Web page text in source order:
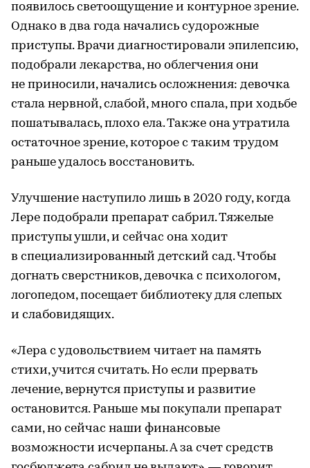
появилось светоощущение и контурное зрение.
Однако в два года начались судорожные
приступы. Врачи диагностировали эпилепсию,
подобрали лекарства, но облегчения они
не приносили, начались осложнения: девочка
стала нервной, слабой, много спала, при ходьбе
пошатывалась, плохо ела. Также она утратила
остаточное зрение, которое с таким трудом
раньше удалось восстановить.
Улучшение наступило лишь в 2020 году, когда
Лере подобрали препарат сабрил. Тяжелые
приступы ушли, и сейчас она ходит
в специализированный детский сад. Чтобы
догнать сверстников, девочка с психологом,
логопедом, посещает библиотеку для слепых
и слабовидящих.
«Лера с удовольствием читает на память
стихи, учится считать. Но если прервать
лечение, вернутся приступы и развитие
остановится. Раньше мы покупали препарат
сами, но сейчас наши финансовые
возможности исчерпаны. А за счет средств